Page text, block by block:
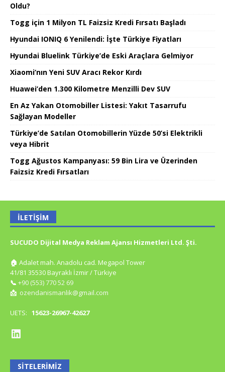
Oldu?
Togg için 1 Milyon TL Faizsiz Kredi Fırsatı Başladı
Hyundai IONIQ 6 Yenilendi: İşte Türkiye Fiyatları
Hyundai Bluelink Türkiye’de Eski Araçlara Gelmiyor
Xiaomi’nın Yeni SUV Aracı Rekor Kırdı
Huawei’den 1.300 Kilometre Menzilli Dev SUV
En Az Yakan Otomobiller Listesi: Yakıt Tasarrufu
Sağlayan Modeller
Türkiye’de Satılan Otomobillerin Yüzde 50’si Elektrikli
veya Hibrit
Togg Ağustos Kampanyası: 59 Bin Lira ve Üzerinden
Faizsiz Kredi Fırsatları
İLETIŞIM
SUCUDO Dijital Medya Reklam Ajansı Hizmetleri Ltd. Şti.
🏠 Adalet mah. Anadolu cad. Megapol Tower
41/81 35530 Bayraklı İzmir / Türkiye
📞 +90 (553) 770 52 69
📩 ozendanismanlik@gmail.com
UETS: 15623-26967-42627
SITELERIMIZ